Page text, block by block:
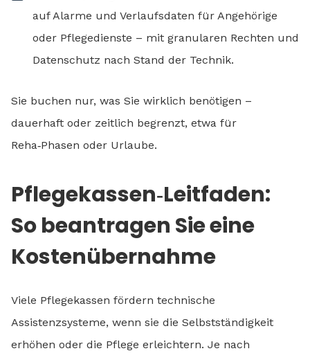
auf Alarme und Verlaufsdaten für Angehörige
oder Pflegedienste – mit granularen Rechten und
Datenschutz nach Stand der Technik.
Sie buchen nur, was Sie wirklich benötigen –
dauerhaft oder zeitlich begrenzt, etwa für
Reha‑Phasen oder Urlaube.
Pflegekassen‑Leitfaden:
So beantragen Sie eine
Kostenübernahme
Viele Pflegekassen fördern technische
Assistenzsysteme, wenn sie die Selbstständigkeit
erhöhen oder die Pflege erleichtern. Je nach